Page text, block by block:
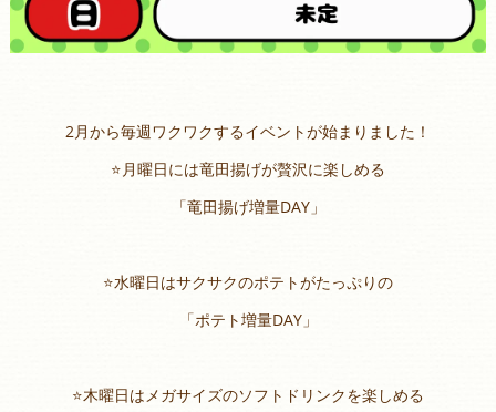
2月から毎週ワクワクするイベントが始まりました！
⭐️月曜日には竜田揚げが贅沢に楽しめる
「竜田揚げ増量DAY」
⭐️水曜日はサクサクのポテトがたっぷりの
「ポテト増量DAY」
⭐️木曜日はメガサイズのソフトドリンクを楽しめる